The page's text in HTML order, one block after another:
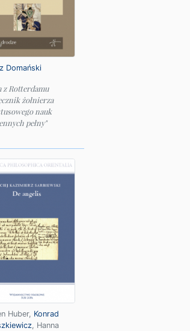
Domański
z Rotterdamu
żołnierza
nauk
pełny"
Huber, Konrad
, Hanna